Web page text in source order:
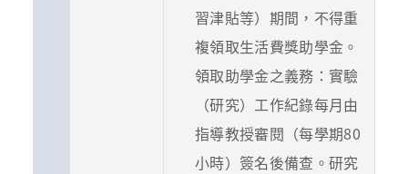
習津貼等）期間，不得重
複領取生活費獎助學金。
領取助學金之義務：實驗
（研究）工作紀錄每月由
指導教授審閱（每學期80
小時）簽名後備查。研究